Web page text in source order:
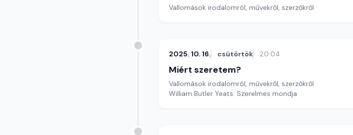
Vallomások irodalomról, művekről, szerzőkről
2025. 10. 16. csütörtök 20:04
Miért szeretem?
Vallomások irodalomról, művekről, szerzőkről
William Butler Yeats: Szerelmes mondja